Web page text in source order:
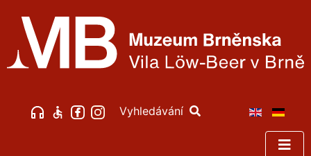
Vyhledávání